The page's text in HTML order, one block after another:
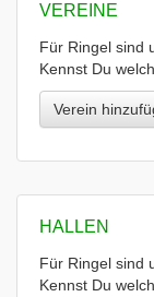
VEREINE
Für Ringel sind
Kennst Du
Verein
HALLEN
Für Ringel sind
Kennst Du